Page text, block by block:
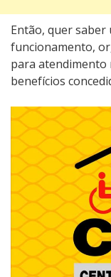
Então, quer saber
funcionamento,
para atendimento
benefícios